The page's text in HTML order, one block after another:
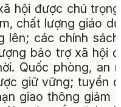
hội được chú
chất lượng giáo
lên; các chính
bảo trợ xã hội
Quốc phòng, an
giữ vững; tuyển
giao thông giảm